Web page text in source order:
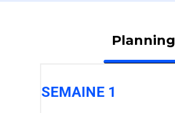
Planning
SEMAINE 1